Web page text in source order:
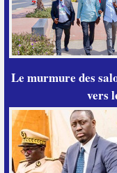
Le murmure des
vers